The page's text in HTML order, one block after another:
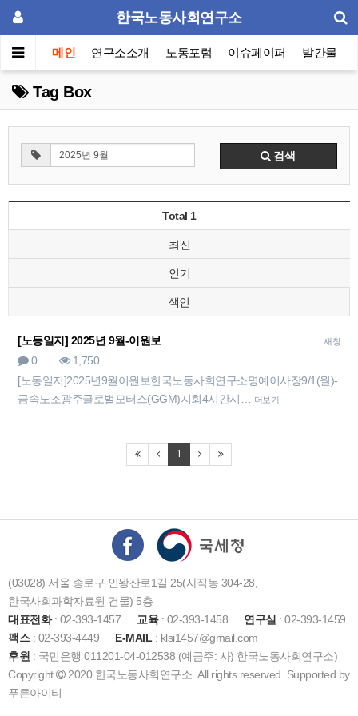
한국노동사회연구소
메인 연구소소개 노동포럼 이슈페이퍼 발간물
Tag Box
검색
Total 1
최신
인기
색인
새창
[노동일지] 2025년 9월-이원보
0
1,750
[노동일지]2025년9월이원보한국노동사회연구소명예이사장9/1(월)-
금속노조광주글로벌모터스(GGM)지회4시간시…
더보기
1
(03028) 서울 종로구 인왕산로1길 25(사직동 304-28,
한국사회과학자료원 건물) 5층
대표전화: 02-393-1457 교육: 02-393-1458 연구실 : 02-393-1459
팩스: 02-393-4449 E-MAIL : klsi1457@gmail.com
후원 : 국민은행 011201-04-012538 (예금주: 사) 한국노동사회연구소)
Copyright
2020 한국노동사회연구소. All rights reserved. Supported by
푸른아이티